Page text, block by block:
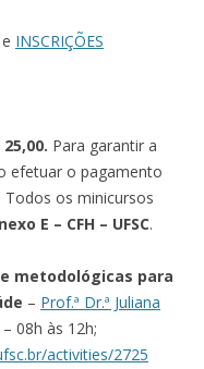
e INSCRIÇÕES
25,00. Para garantir a
efetuar o pagamento
os minicursos
E – CFH – UFSC.
metodológicas para
– Prof.ª Dr.ª Juliana
08h às 12h;
activities/2725